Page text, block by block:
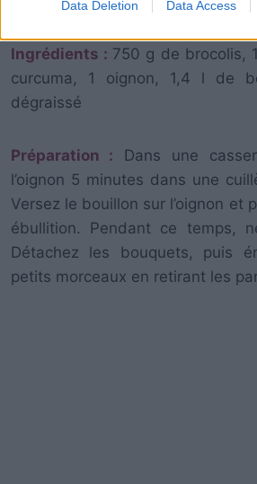
Data Deletion Data Access
Ingrédients : 750 g de brocolis,
curcuma, 1 oignon, 1,4 l de
dégraissé
Préparation : Dans une
l’oignon 5 minutes dans une
Versez le bouillon sur l’oignon et
ébullition. Pendant ce temps,
Détachez les bouquets, puis
petits morceaux en retirant les